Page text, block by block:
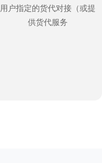
用户指定的货代对接（或提
供货代服务